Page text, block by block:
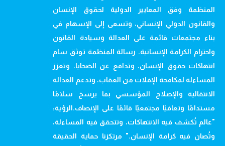
المنظمة وفق المعايير الدولية لحقوق الإنسان
والقانون الدولي الإنساني، وتسعى إلى الإسهام في
بناء مجتمعات قائمة على العدالة وسيادة القانون
واحترام الكرامة الإنسانية. رسالة المنظمة توثق سام
انتهاكات حقوق الإنسان، وتدافع عن الضحايا، وتعزز
المساءلة لمكافحة الإفلات من العقاب، وتدعم العدالة
الانتقالية والإصلاح المؤسسي بما يرسخ سلامًا
مستدامًا وتعافيًا مجتمعيًا قائمًا على الإنصاف.الرؤية:
"عالم تُكشف فيه الانتهاكات، وتتحقق فيه المساءلة،
وتُصان فيه كرامة الإنسان." مرتكزنا حماية الحقيقة